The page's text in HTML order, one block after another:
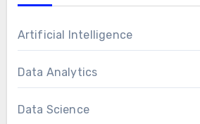
Artificial Intelligence
Data Analytics
Data Science